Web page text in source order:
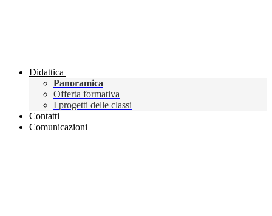
Didattica
Panoramica
Offerta formativa
I progetti delle classi
Contatti
Comunicazioni